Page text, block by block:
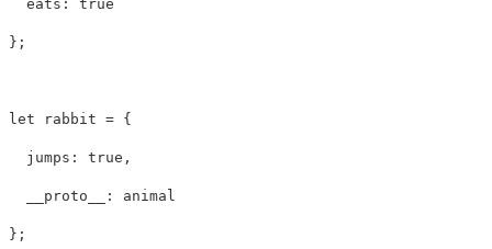
  eats
: true
} ;
let rabbit = {
  jumps
: true ,
  __proto__
:
} ;